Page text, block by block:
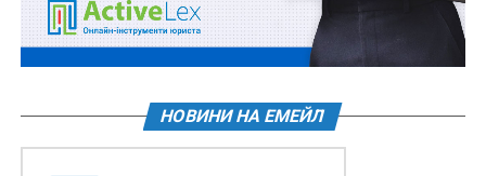
визнаних за життя особами з інвалідністю від
загального захворювання, трудового каліцтва та з
інших причин, які не одружилися вдруге, – 650
НОВИНИ НА ЕМЕЙЛ